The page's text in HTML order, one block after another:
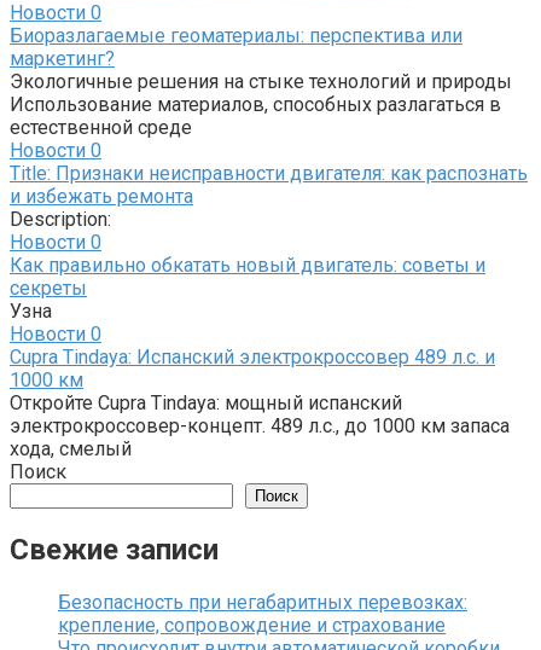
Новости 0
Биоразлагаемые геоматериалы: перспектива или
маркетинг?
Экологичные решения на стыке технологий и природы
Использование материалов, способных разлагаться в
естественной среде
Новости 0
Title: Признаки неисправности двигателя: как распознать
и избежать ремонта
Description:
Новости 0
Как правильно обкатать новый двигатель: советы и
секреты
Узна
Новости 0
Cupra Tindaya: Испанский электрокроссовер 489 л.с. и
1000 км
Откройте Cupra Tindaya: мощный испанский
электрокроссовер-концепт. 489 л.с., до 1000 км запаса
хода, смелый
Поиск
Поиск
Свежие записи
Безопасность при негабаритных перевозках:
крепление, сопровождение и страхование